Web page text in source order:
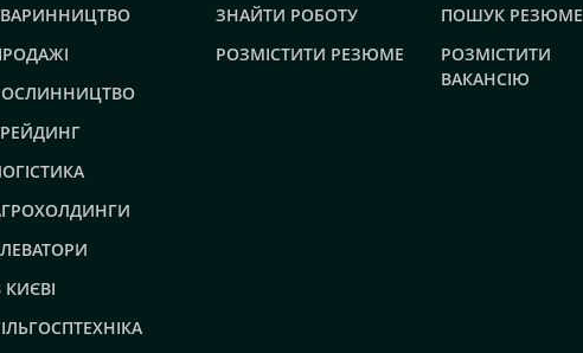
КИЄВІ
ЗНАЙТИ РОБОТУ
РОЗМІСТИТИ РЕЗЮМЕ
ПОШУК РЕЗЮМЕ
РОЗМІСТИТИ
ВАКАНСІЮ